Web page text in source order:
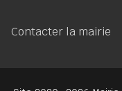
Contacter la mairie